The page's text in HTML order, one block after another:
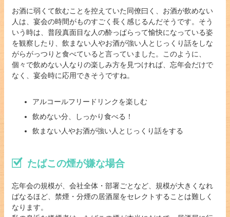
お酒に弱くて飲むことを控えていた同僚曰く、お酒が飲めない
人は、宴会の時間がものすごく長く感じるんだそうです。そう
いう時は、普段真面目な人の酔っぱらって愉快になっている姿
を観察したり、飲まない人やお酒が強い人とじっくり話をしな
がらがっつりと食べていると言っていました。このように、
個々で飲めない人なりの楽しみ方を見つければ、忘年会だけで
なく、宴会時に応用できそうですね。
アルコールフリードリンクを楽しむ
飲めない分、しっかり食べる！
飲まない人やお酒が強い人とじっくり話をする
たばこの煙が嫌な場合
忘年会の規模が、会社全体・部署ごとなど、規模が大きくなれ
ばなるほど、禁煙・分煙の居酒屋をセレクトすることは難しく
なります。